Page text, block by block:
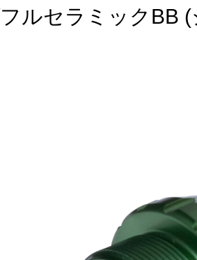
ルセラミックBB (